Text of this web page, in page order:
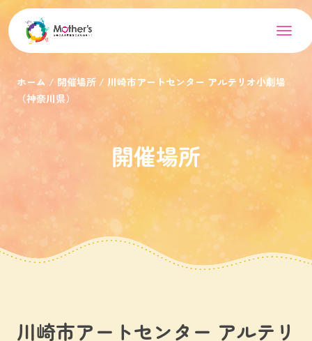
ホーム 開催場所
川崎市アートセンター アルテリオ小劇場
（神奈川県）
開催場所
川崎市アートセンター アルテリ